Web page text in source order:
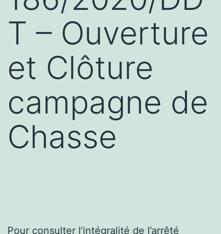
T – Ouverture
et Clôture
campagne de
Chasse
Pour consulter l’intégralité de l’arrêté